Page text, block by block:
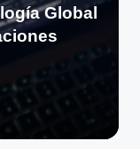
Global